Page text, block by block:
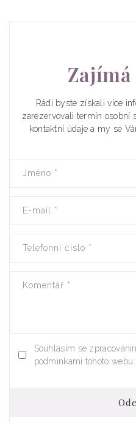
Zajímá
Rádi byste získali více
zarezervovali termín osobní
kontaktní údaje a my se
Jméno *
E-mail *
Telefonní číslo *
Komentář *
Souhlasím se
podmínkami tohoto webu.